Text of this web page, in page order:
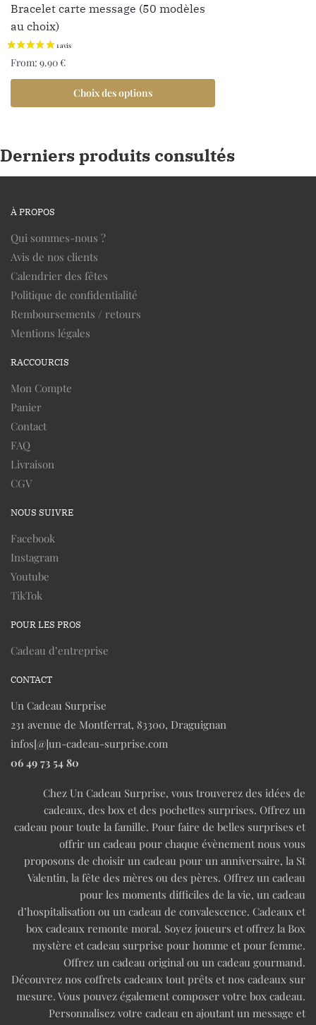
Bracelet carte message (50 modèles
au choix)
From: 9.90€
Choix des options
Derniers produits consultés
À PROPOS
Qui sommes-nous ?
Avis de nos clients
Calendrier des fêtes
Politique de confidentialité
Remboursements / retours
Mentions légales
RACCOURCIS
Mon Compte
Panier
Contact
FAQ
Livraison
CGV
NOUS SUIVRE
Facebook
Instagram
Youtube
TikTok
POUR LES PROS
Cadeau d’entreprise
CONTACT
Un Cadeau Surprise
231 avenue de Montferrat, 83300, Draguignan
infos[@]un-cadeau-surprise.com
06 49 73 54 80
Chez Un Cadeau Surprise, vous trouverez des idées de
cadeaux, des box et des pochettes surprises. Offrez un
cadeau pour toute la famille. Pour faire de belles surprises et
offrir un cadeau pour chaque évènement nous vous
proposons de choisir un cadeau pour un anniversaire, la St
Valentin, la fête des mères ou des pères. Offrez un cadeau
pour les moments difficiles de la vie, un cadeau
d’hospitalisation ou un cadeau de convalescence. Cadeaux et
box cadeaux remonte moral. Soyez joueurs et offrez la Box
mystère et cadeau surprise pour homme et pour femme.
Offrez un cadeau original ou un cadeau gourmand.
Découvrez nos coffrets cadeaux tout prêts et nos cadeaux sur
mesure. Vous pouvez également composer votre box cadeau.
Personnalisez votre cadeau en ajoutant un message et